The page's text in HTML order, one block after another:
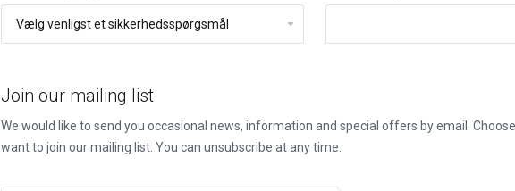
Join our mailing list
We would like to send you occasional news, information and special offers by email.
want to join our mailing list. You can unsubscribe at any time.